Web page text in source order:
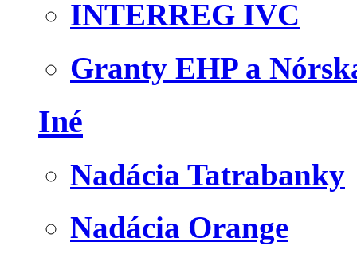
INTERREG IVC
Granty EHP a
Iné
Nadácia Tatrabanky
Nadácia Orange